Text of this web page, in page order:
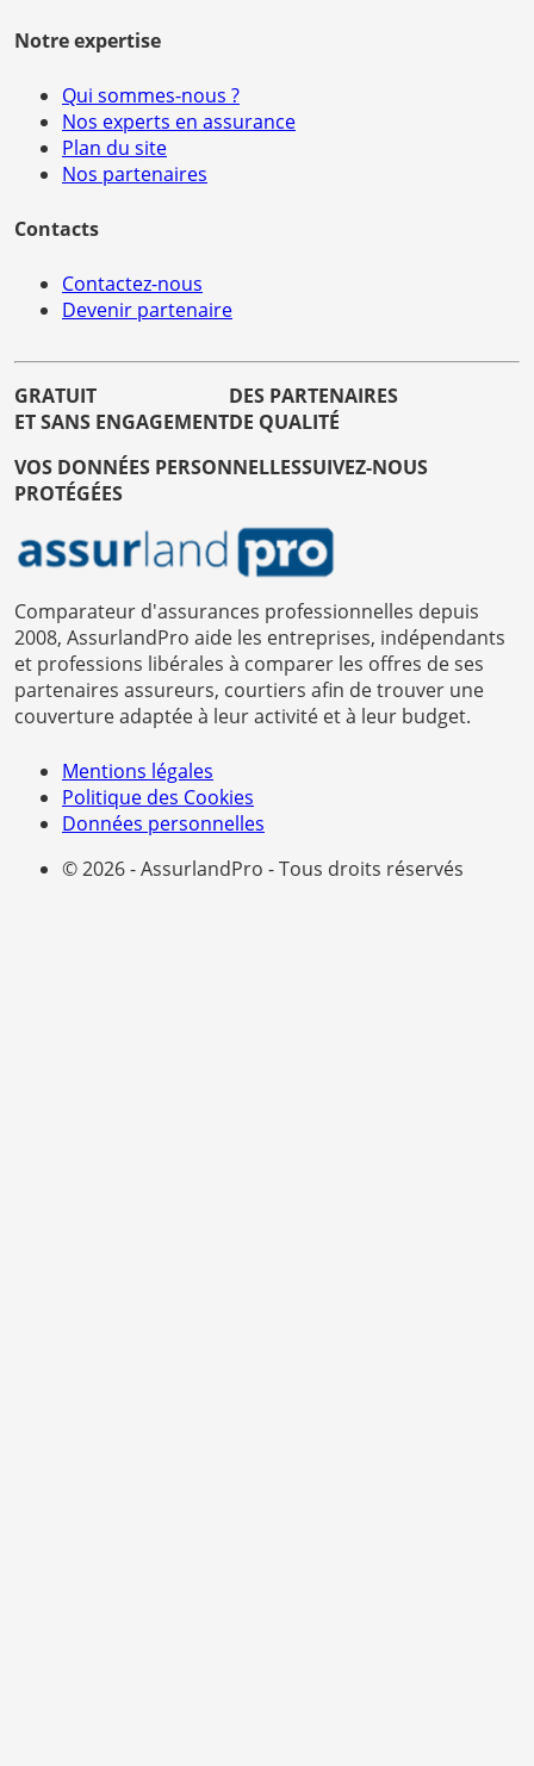
Notre expertise
Qui sommes-nous ?
Nos experts en assurance
Plan du site
Nos partenaires
Contacts
Contactez-nous
Devenir partenaire
GRATUIT
ET SANS ENGAGEMENT
DES PARTENAIRES
DE QUALITÉ
VOS DONNÉES PERSONNELLES
PROTÉGÉES
SUIVEZ-NOUS
Comparateur d'assurances professionnelles depuis
2008, AssurlandPro aide les entreprises, indépendants
et professions libérales à comparer les offres de ses
partenaires assureurs, courtiers afin de trouver une
couverture adaptée à leur activité et à leur budget.
Mentions légales
Politique des Cookies
Données personnelles
© 2026 - AssurlandPro - Tous droits réservés